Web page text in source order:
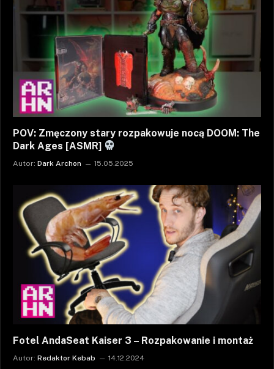
POV: Zmęczony stary rozpakowuje nocą DOOM: The
Dark Ages [ASMR]
Autor: Dark Archon 15.05.2025
Fotel AndaSeat Kaiser 3 – Rozpakowanie i montaż
Autor: Redaktor Kebab 14.12.2024